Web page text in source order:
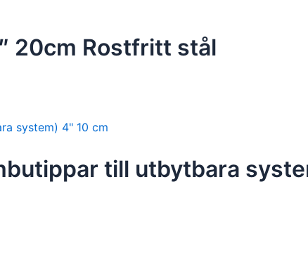
20cm Rostfritt stål
till utbytbara